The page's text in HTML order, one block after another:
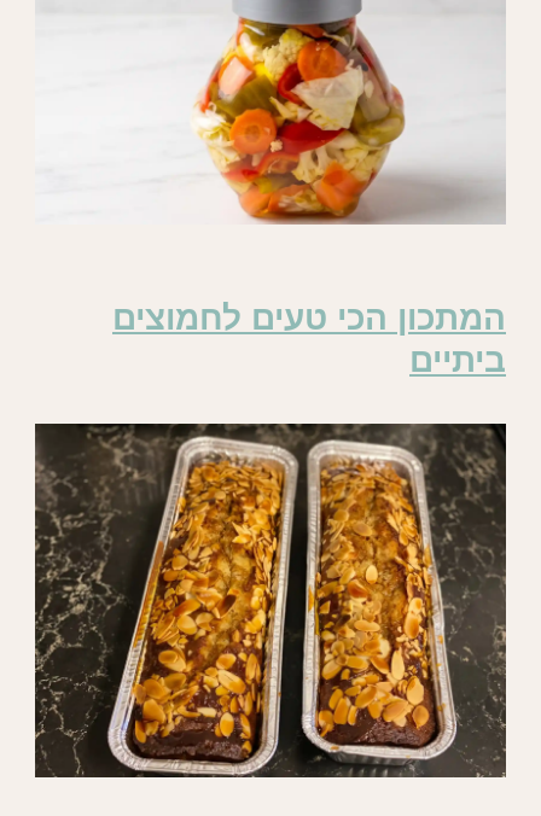
המתכון הכי טעים לחמוצים
ביתיים